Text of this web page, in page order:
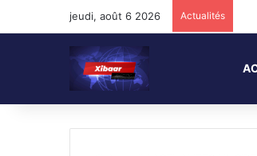
jeudi, août 6 2026 Actualités